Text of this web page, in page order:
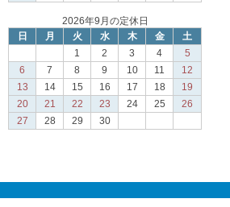
2026年9月の定休日
日
月 火 水 木 金
土
1
2 3 4
5
6
7 8 9 10 11
12
13
14 15 16 17 18
19
20
21 22 23 24 25
26
27
28 29 30